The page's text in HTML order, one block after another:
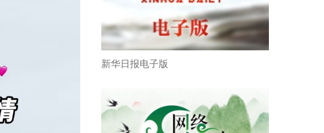
新华日报电子版